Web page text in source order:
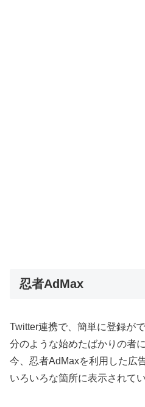
忍者AdMax
Twitter連携で、簡単に登録が
分のような始めたばかりの者
今、忍者AdMaxを利用した広
いろいろな箇所に表示されて